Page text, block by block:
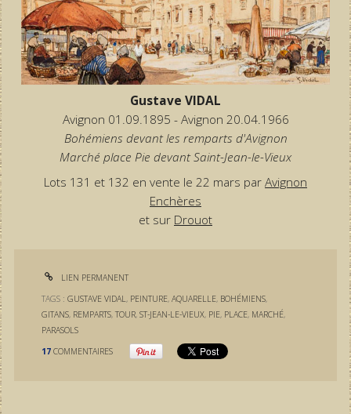
Gustave VIDAL
Avignon 01.09.1895 - Avignon 20.04.1966
Bohémiens devant les remparts d'Avignon
Marché place Pie devant Saint-Jean-le-Vieux
Lots 131 et 132 en vente le 22 mars parAvignon
Enchères
et sur Drouot
LIEN PERMANENT
TAGS :GUSTAVE VIDAL, PEINTURE,AQUARELLE, BOHÉMIENS,
GITANS, REMPARTS,TOUR,ST-JEAN-LE-VIEUX, PIE, PLACE, MARCHÉ,
PARASOLS
17 COMMENTAIRES